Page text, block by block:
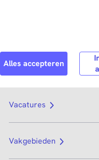
Search
Vacatures
Vakgebieden